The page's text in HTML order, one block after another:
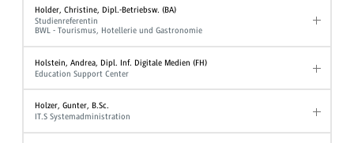
Holder, Christine, Dipl.-Betriebsw. (BA)
Studienreferentin
BWL - Tourismus, Hotellerie und Gastronomie
Holstein, Andrea, Dipl. Inf. Digitale Medien (FH)
Education Support Center
Holzer, Gunter, B.Sc.
IT.S Systemadministration